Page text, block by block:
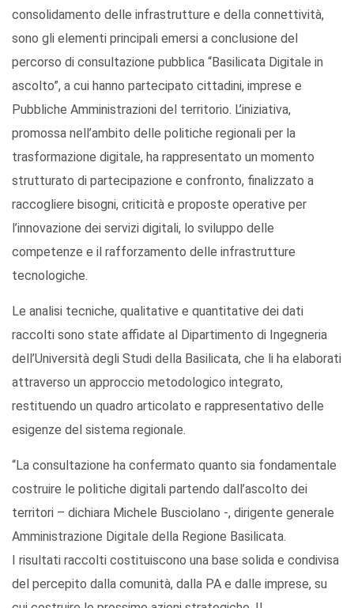
consolidamento delle infrastrutture e della connettività,
sono gli elementi principali emersi a conclusione del
percorso di consultazione pubblica “Basilicata Digitale in
ascolto”, a cui hanno partecipato cittadini, imprese e
Pubbliche Amministrazioni del territorio. L’iniziativa,
promossa nell’ambito delle politiche regionali per la
trasformazione digitale, ha rappresentato un momento
strutturato di partecipazione e confronto, finalizzato a
raccogliere bisogni, criticità e proposte operative per
l’innovazione dei servizi digitali, lo sviluppo delle
competenze e il rafforzamento delle infrastrutture
tecnologiche.
Le analisi tecniche, qualitative e quantitative dei dati
raccolti sono state affidate al Dipartimento di Ingegneria
dell’Università degli Studi della Basilicata, che li ha elaborati
attraverso un approccio metodologico integrato,
restituendo un quadro articolato e rappresentativo delle
esigenze del sistema regionale.
“La consultazione ha confermato quanto sia fondamentale
costruire le politiche digitali partendo dall’ascolto dei
territori – dichiara Michele Busciolano -, dirigente generale
Amministrazione Digitale della Regione Basilicata.
I risultati raccolti costituiscono una base solida e condivisa
del percepito dalla comunità, dalla PA e dalle imprese, su